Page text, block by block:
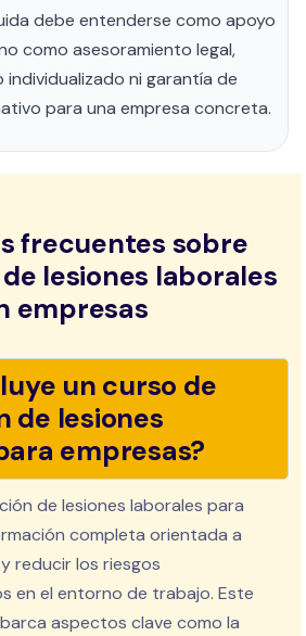
debe entenderse como apoyo
como asesoramiento legal,
ni garantía de
para una empresa concreta.
frecuentes sobre
lesiones laborales
empresas
un curso de
de lesiones
empresas?
de lesiones laborales para
completa orientada a
reducir los riesgos
en el entorno de trabajo. Este
aspectos clave como la